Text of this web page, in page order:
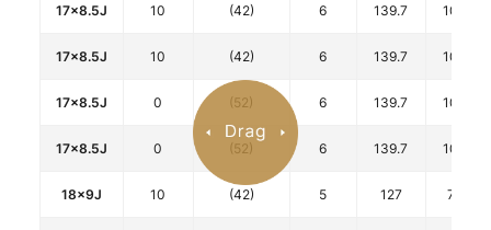
17x8.5J 10 (42) 6 139.7 106.1
17x8.5J 10 (42) 6 139.7 106.1
17x8.5J 0 (52) 6 139.7 106.1
17x8.5J 0 (52) 6 139.7 106.1
18x9J 10 (42) 5 127 71.7